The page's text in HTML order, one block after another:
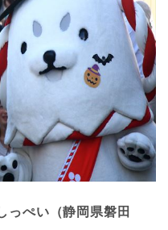
っぺい（静岡県磐田